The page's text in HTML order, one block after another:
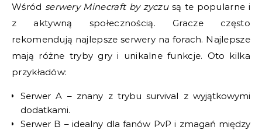
Wśród serwery Minecraft by zyczusą te popularne i
z aktywną społecznością. Gracze często
rekomendują najlepsze serwery na forach. Najlepsze
mają różne tryby gry i unikalne funkcje. Oto kilka
przykładów:
Serwer A – znany z trybu survival z wyjątkowymi
dodatkami.
Serwer B – idealny dla fanów PvP i zmagań między